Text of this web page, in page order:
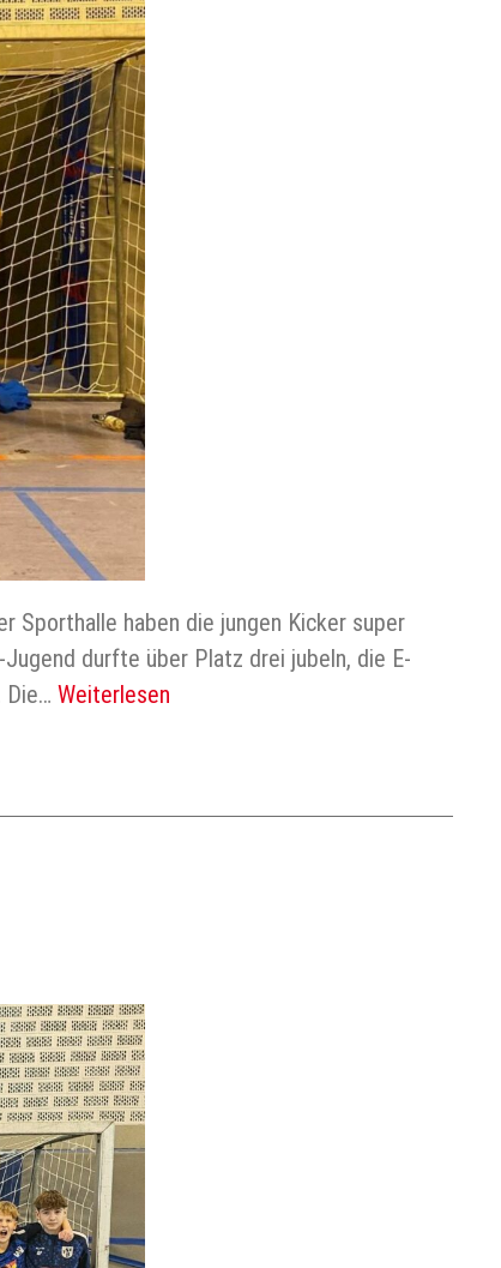
Sporthalle haben die jungen Kicker super
durfte über Platz drei jubeln, die E-
Die… Weiterlesen